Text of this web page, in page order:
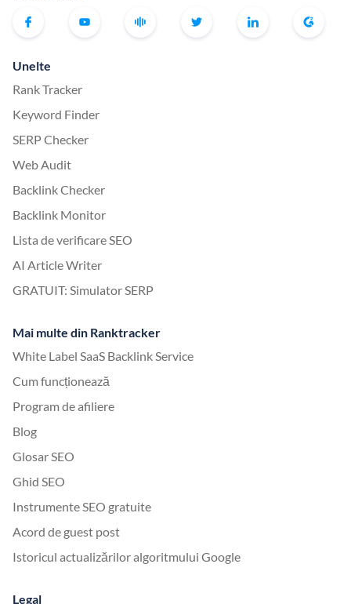
Unelte
Rank Tracker
Keyword Finder
SERP Checker
Web Audit
Backlink Checker
Backlink Monitor
Lista de verificare SEO
AI Article Writer
GRATUIT: Simulator SERP
Mai multe din Ranktracker
White Label SaaS Backlink Service
Cum funcționează
Program de afiliere
Blog
Glosar SEO
Ghid SEO
Instrumente SEO gratuite
Acord de guest post
Istoricul actualizărilor algoritmului Google
Legal